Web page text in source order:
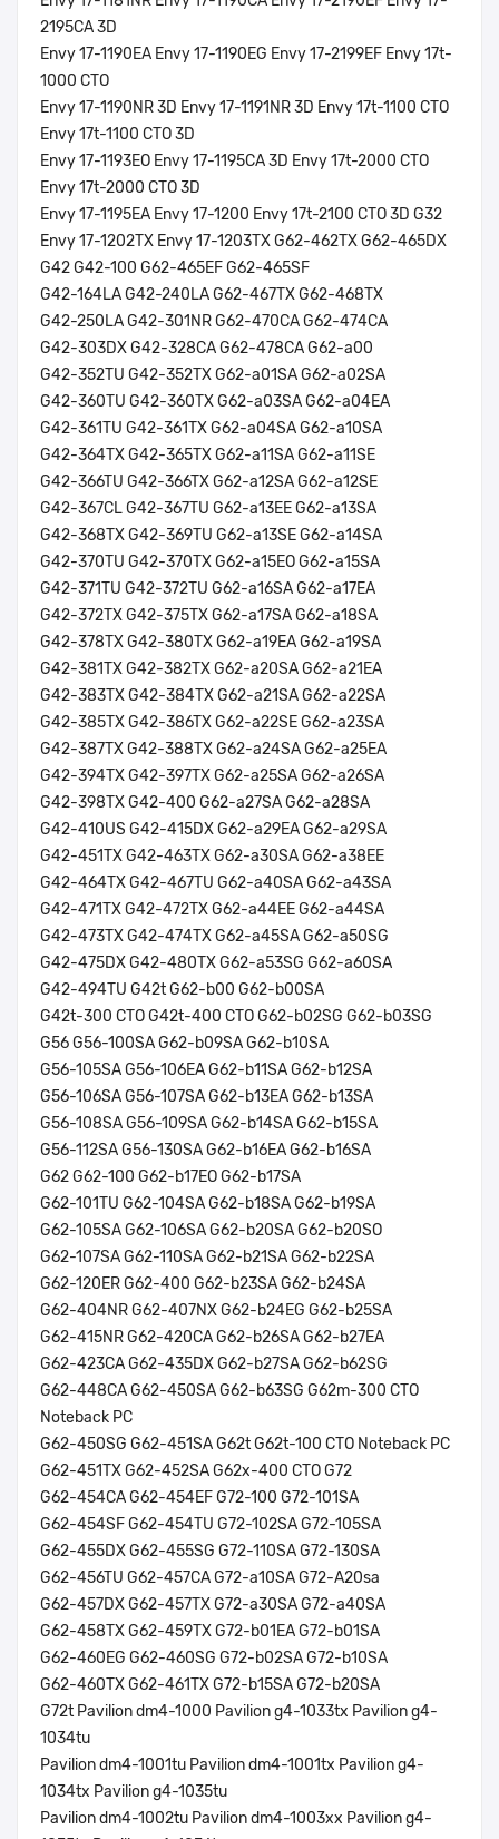
2195CA 3D
Envy 17-1190EA Envy 17-1190EG Envy 17-2199EF Envy 17t-
1000 CTO
Envy 17-1190NR 3D Envy 17-1191NR 3D Envy 17t-1100 CTO
Envy 17t-1100 CTO 3D
Envy 17-1193EO Envy 17-1195CA 3D Envy 17t-2000 CTO
Envy 17t-2000 CTO 3D
Envy 17-1195EA Envy 17-1200 Envy 17t-2100 CTO 3D G32
Envy 17-1202TX Envy 17-1203TX G62-462TX G62-465DX
G42 G42-100 G62-465EF G62-465SF
G42-164LA G42-240LA G62-467TX G62-468TX
G42-250LA G42-301NR G62-470CA G62-474CA
G42-303DX G42-328CA G62-478CA G62-a00
G42-352TU G42-352TX G62-a01SA G62-a02SA
G42-360TU G42-360TX G62-a03SA G62-a04EA
G42-361TU G42-361TX G62-a04SA G62-a10SA
G42-364TX G42-365TX G62-a11SA G62-a11SE
G42-366TU G42-366TX G62-a12SA G62-a12SE
G42-367CL G42-367TU G62-a13EE G62-a13SA
G42-368TX G42-369TU G62-a13SE G62-a14SA
G42-370TU G42-370TX G62-a15EO G62-a15SA
G42-371TU G42-372TU G62-a16SA G62-a17EA
G42-372TX G42-375TX G62-a17SA G62-a18SA
G42-378TX G42-380TX G62-a19EA G62-a19SA
G42-381TX G42-382TX G62-a20SA G62-a21EA
G42-383TX G42-384TX G62-a21SA G62-a22SA
G42-385TX G42-386TX G62-a22SE G62-a23SA
G42-387TX G42-388TX G62-a24SA G62-a25EA
G42-394TX G42-397TX G62-a25SA G62-a26SA
G42-398TX G42-400 G62-a27SA G62-a28SA
G42-410US G42-415DX G62-a29EA G62-a29SA
G42-451TX G42-463TX G62-a30SA G62-a38EE
G42-464TX G42-467TU G62-a40SA G62-a43SA
G42-471TX G42-472TX G62-a44EE G62-a44SA
G42-473TX G42-474TX G62-a45SA G62-a50SG
G42-475DX G42-480TX G62-a53SG G62-a60SA
G42-494TU G42t G62-b00 G62-b00SA
G42t-300 CTO G42t-400 CTO G62-b02SG G62-b03SG
G56 G56-100SA G62-b09SA G62-b10SA
G56-105SA G56-106EA G62-b11SA G62-b12SA
G56-106SA G56-107SA G62-b13EA G62-b13SA
G56-108SA G56-109SA G62-b14SA G62-b15SA
G56-112SA G56-130SA G62-b16EA G62-b16SA
G62 G62-100 G62-b17EO G62-b17SA
G62-101TU G62-104SA G62-b18SA G62-b19SA
G62-105SA G62-106SA G62-b20SA G62-b20SO
G62-107SA G62-110SA G62-b21SA G62-b22SA
G62-120ER G62-400 G62-b23SA G62-b24SA
G62-404NR G62-407NX G62-b24EG G62-b25SA
G62-415NR G62-420CA G62-b26SA G62-b27EA
G62-423CA G62-435DX G62-b27SA G62-b62SG
G62-448CA G62-450SA G62-b63SG G62m-300 CTO
Noteback PC
G62-450SG G62-451SA G62t G62t-100 CTO Noteback PC
G62-451TX G62-452SA G62x-400 CTO G72
G62-454CA G62-454EF G72-100 G72-101SA
G62-454SF G62-454TU G72-102SA G72-105SA
G62-455DX G62-455SG G72-110SA G72-130SA
G62-456TU G62-457CA G72-a10SA G72-A20sa
G62-457DX G62-457TX G72-a30SA G72-a40SA
G62-458TX G62-459TX G72-b01EA G72-b01SA
G62-460EG G62-460SG G72-b02SA G72-b10SA
G62-460TX G62-461TX G72-b15SA G72-b20SA
G72t Pavilion dm4-1000 Pavilion g4-1033tx Pavilion g4-
1034tu
Pavilion dm4-1001tu Pavilion dm4-1001tx Pavilion g4-
1034tx Pavilion g4-1035tu
Pavilion dm4-1002tu Pavilion dm4-1003xx Pavilion g4-